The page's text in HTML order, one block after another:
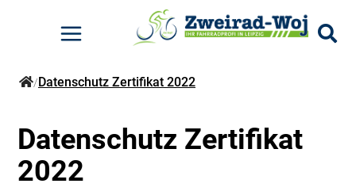
Elektrofahrräder
E-Road-Trekking
Kinderfahrräder
Kids - Stadt
Mountainbikes
Rennräder
Pumpen
Radtaschen
Für den Lowider
Für den Sattel
Rucksäcke
/Datenschutz Zertifikat 2022
Datenschutz Zertifikat
2022